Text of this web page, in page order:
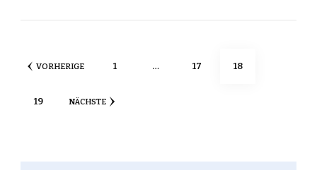
Seitennummerierung
Beiträge
VORHERIGE SEITE
1 … SEITE
17 SEITE
18
SEITE
19 NÄCHSTE